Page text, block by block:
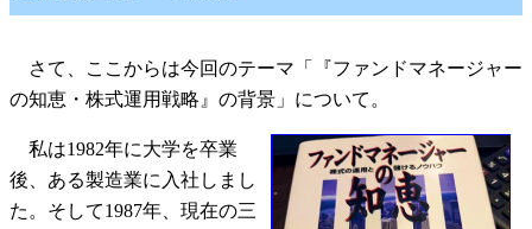
さて、ここからは今回のテーマ「『ファンドマネージャー
の知恵・株式運用戦略』の背景」について。
私は1982年に大学を卒業
後、ある製造業に入社しまし
た。そして1987年、現在の三